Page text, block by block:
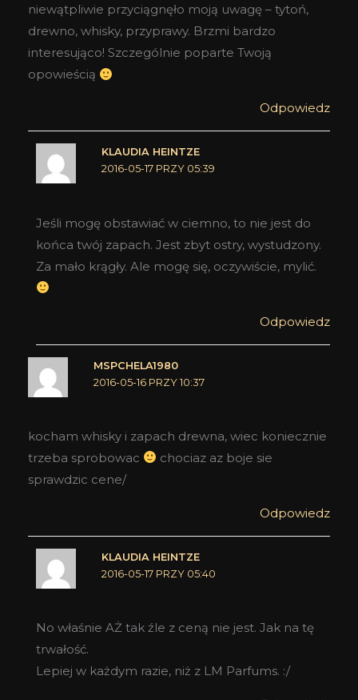
niewątpliwie przyciągnęło moją uwagę – tytoń,
drewno, whisky, przyprawy. Brzmi bardzo
interesująco! Szczególnie poparte Twoją
opowieścią
Odpowiedz
KLAUDIA HEINTZE
2016-05-17 PRZY 05:39
Jeśli mogę obstawiać w ciemno, to nie jest do
końca twój zapach. Jest zbyt ostry, wystudzony.
Za mało krągły. Ale mogę się, oczywiście, mylić.
Odpowiedz
MSPCHELA1980
2016-05-16 PRZY 10:37
kocham whisky i zapach drewna, wiec koniecznie
trzeba sprobowac
chociaz az boje sie
sprawdzic cene/
Odpowiedz
KLAUDIA HEINTZE
2016-05-17 PRZY 05:40
No właśnie AŻ tak źle z ceną nie jest. Jak na tę
trwałość.
Lepiej w każdym razie, niż z LM Parfums. :/